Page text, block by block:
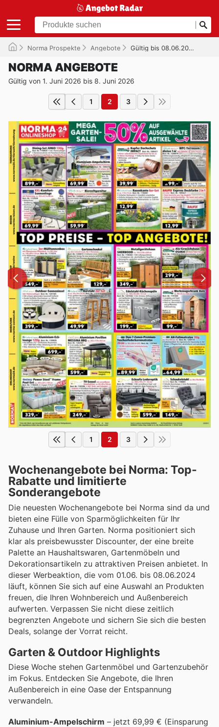
Norma Prospekte Angebote Gültig bis 08.06.2026
NORMA ANGEBOTE
Gültig von 1. Juni 2026 bis 8. Juni 2026
1 2 3
1 2 3
Wochenangebote bei Norma: Top-
Rabatte und limitierte
Sonderangebote
Die neuesten Wochenangebote bei Norma sind da und
bieten eine Fülle von Sparmöglichkeiten für Ihr
Zuhause und Ihren Garten. Norma positioniert sich
klar als preisbewusster Discounter, der eine breite
Palette an Haushaltswaren, Gartenmöbeln und
Dekorationsartikeln zu attraktiven Preisen anbietet. In
dieser Werbeaktion, die vom 01.06. bis 08.06.2024
läuft, können Sie sich auf eine Auswahl an Produkten
freuen, die Ihren Wohnbereich und Außenbereich
aufwerten. Verpassen Sie nicht diese zeitlich
begrenzten Angebote und sichern Sie sich die besten
Deals, solange der Vorrat reicht.
Garten & Outdoor Highlights
Diese Woche stehen Gartenmöbel und Gartenzubehör
im Fokus. Entdecken Sie Angebote, die Ihren
Außenbereich in eine Oase der Entspannung
verwandeln.
Aluminium-Ampelschirm – jetzt 69,99 € (Einsparung